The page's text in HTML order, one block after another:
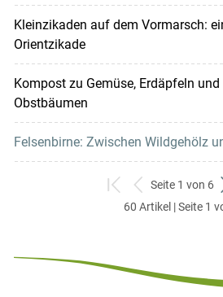
Kleinzikaden auf dem Vormarsch:
Orientzikade
Kompost zu Gemüse, Erdäpfeln
Obstbäumen
Felsenbirne: Zwischen Wildgehölz
zum
ersten
zurück
zum
Seite 1 von 6
60 Artikel | Seite 1